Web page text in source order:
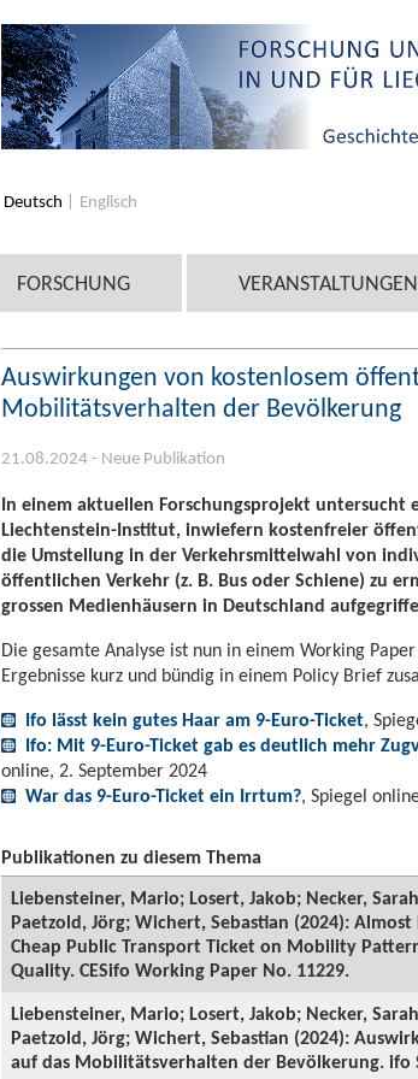
Deutsch Englisch
FORSCHUNG VERANSTALTUNGEN
Auswirkungen von kostenlosem
Mobilitätsverhalten der Bevölkerung
21.08.2024 - Neue Publikation
In einem aktuellen Forschungsprojekt untersucht
Liechtenstein-Institut, inwiefern kostenfreier
die Umstellung in der Verkehrsmittelwahl von
öffentlichen Verkehr (z. B. Bus oder Schiene) zu
grossen Medienhäusern in Deutschland
Die gesamte Analyse ist nun in einem Working
Ergebnisse kurz und bündig in einem Policy Brief
Ifo lässt kein gutes Haar am 9-Euro-Ticket,
Ifo: Mit 9-Euro-Ticket gab es deutlich mehr
online, 2. September 2024
War das 9-Euro-Ticket ein Irrtum?, Spiegel
Publikationen zu diesem Thema
Liebensteiner, Mario; Losert, Jakob; Necker,
Paetzold, Jörg; Wichert, Sebastian (2024): Almost
Cheap Public Transport Ticket on Mobility
Quality. CESifo Working Paper No. 11229.
Liebensteiner, Mario; Losert, Jakob; Necker,
Paetzold, Jörg; Wichert, Sebastian (2024):
auf das Mobilitätsverhalten der Bevölkerung. ifo